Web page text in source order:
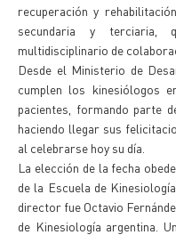
recuperación y
secundaria y
multidisciplinario de
Desde el Ministerio de
cumplen los kinesiólogos
pacientes, formando parte
haciendo llegar sus
al celebrarse hoy su día.
La elección de la fecha
de la Escuela de
director fue Octavio
de Kinesiología argentina.